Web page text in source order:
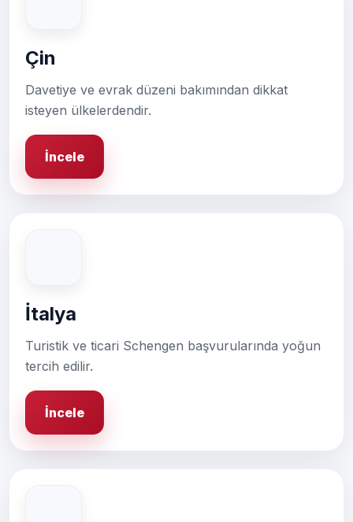
Çin
Davetiye ve evrak düzeni bakımından dikkat
isteyen ülkelerdendir.
İncele
İtalya
Turistik ve ticari Schengen başvurularında yoğun
tercih edilir.
İncele